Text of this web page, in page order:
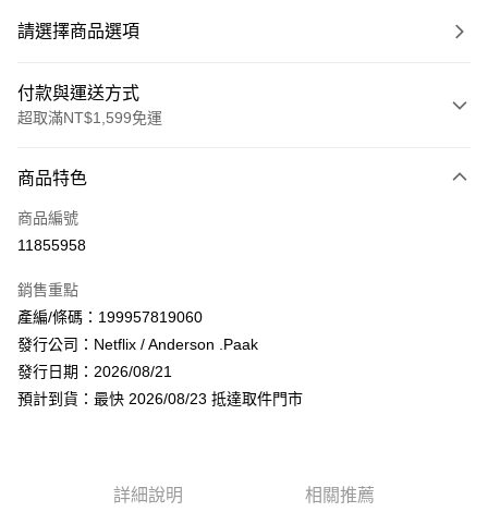
請選擇商品選項
付款與運送方式
超取滿NT$1,599免運
信用卡一次付款
超商取貨付款
Apple Pay
街口支付
悠遊付
【關於「AFTEE先享後付」】
AFTEE先享後付是「在收到商品之後才付款」的支付方式。 讓您購物簡單
商品特色
商品編號
11855958
銷售重點
產編/條碼：199957819060
發行公司：Netflix / Anderson .Paak
發行日期：2026/08/21
預計到貨：最快 2026/08/23 抵達取件門市
詳細說明 相關推薦